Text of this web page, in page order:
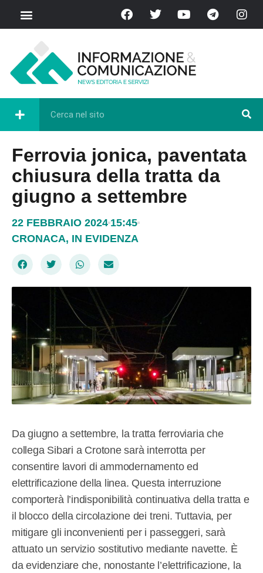
Ferrovia jonica, paventata
chiusura della tratta da
giugno a settembre
22 FEBBRAIO 2024 15:45
CRONACA, IN EVIDENZA
Da giugno a settembre, la tratta ferroviaria che
collega Sibari a Crotone sarà interrotta per
consentire lavori di ammodernamento ed
elettrificazione della linea. Questa interruzione
comporterà l’indisponibilità continuativa della tratta e
il blocco della circolazione dei treni. Tuttavia, per
mitigare gli inconvenienti per i passeggeri, sarà
attuato un servizio sostitutivo mediante navette. È
da evidenziare che, nonostante l’elettrificazione, la